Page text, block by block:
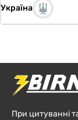
Україна
При цитуванні